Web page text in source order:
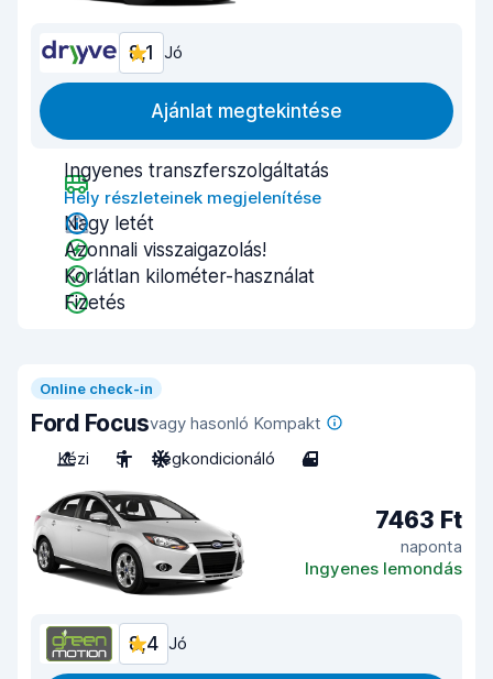
8,1 Jó
Ajánlat megtekintése
Ingyenes transzferszolgáltatás
Hely részleteinek megjelenítése
Nagy letét
Azonnali visszaigazolás!
Korlátlan kilométer-használat
Fizetés
Online check-in
Ford Focusvagy hasonló Kompakt
Kézi
5 Légkondicionáló 4
7463 Ft
naponta
Ingyenes lemondás
8,4 Jó